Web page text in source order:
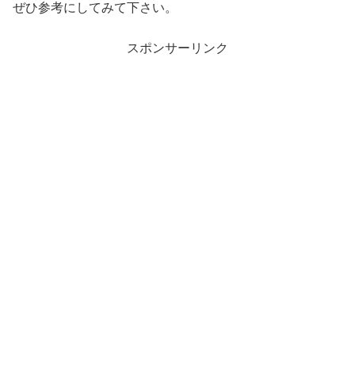
ぜひ参考にしてみて下さい。
スポンサーリンク